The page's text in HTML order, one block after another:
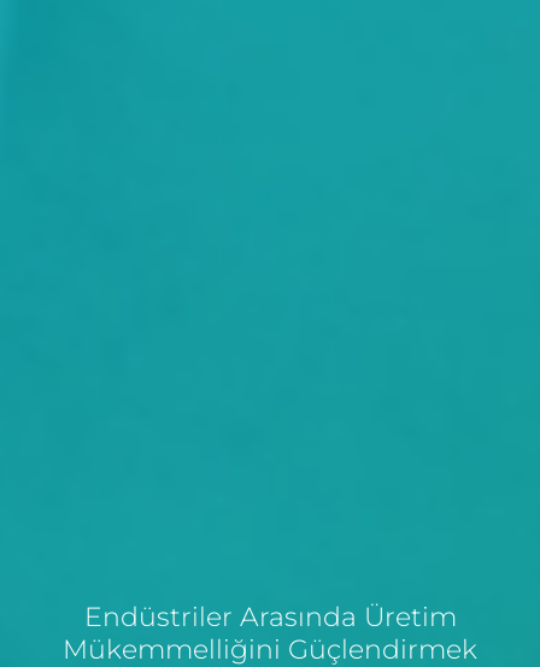
Endüstriler Arasında Üretim
Mükemmelliğini Güçlendirmek